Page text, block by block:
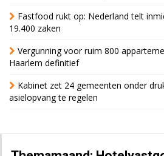
Fastfood rukt op: Nederland telt
19.400 zaken
Vergunning voor ruim 800
Haarlem definitief
Kabinet zet 24 gemeenten onder
asielopvang te regelen